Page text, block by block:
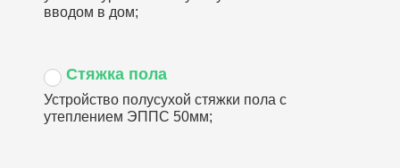
вводом в дом;
Стяжка пола
Устройство полусухой стяжки пола с
утеплением ЭППС 50мм;